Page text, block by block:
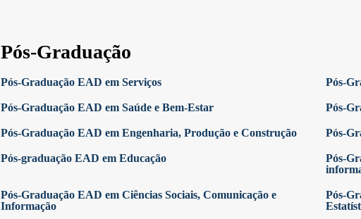
Pós-Graduação
Pós-Graduação EAD em Serviços Pós-
Pós-Graduação EAD em Saúde e Bem-Estar Pós-
Pós-Graduação EAD em Engenharia, Produção e Construção Pós-
Pós-graduação EAD em Educação
Pós-
Pós-Graduação EAD em Ciências Sociais, Comunicação e
Informação
Pós-